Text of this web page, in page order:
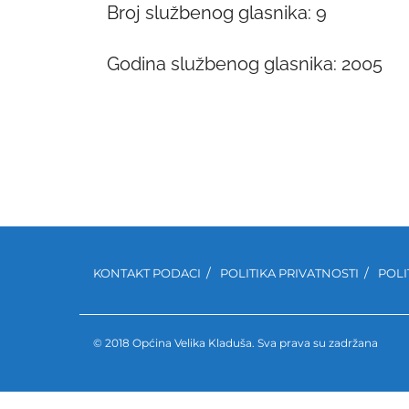
Broj službenog glasnika: 9
Godina službenog glasnika: 2005
KONTAKT PODACI POLITIKA PRIVATNOSTI
© 2018 Općina Velika Kladuša. Sva prava su zadržana